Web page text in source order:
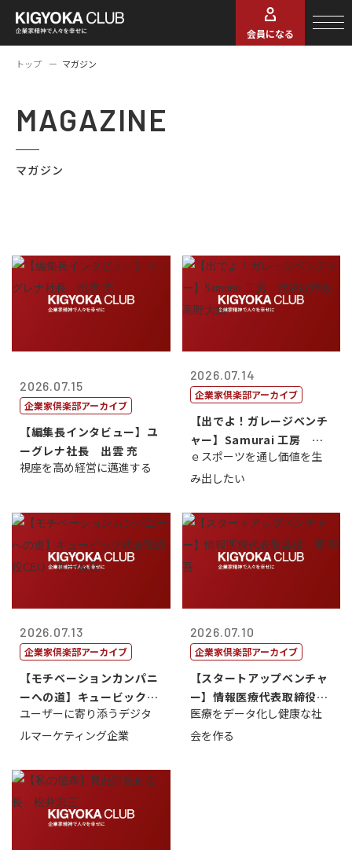
会員になる
トップ マガジン
MAGAZINE
マガジン
2026.07.15
企業家倶楽部アーカイブ
【編集長インタビュー】ユ
ーグレナ社長 出雲 充
視座を高め経営に邁進する
2026.07.14
企業家倶楽部アーカイブ
【出でよ！ガレージベンチ
ャー】Samurai 工房 代
表取締...
ｅスポーツを通し価値を生
み出したい
2026.07.13
企業家倶楽部アーカイブ
【モチベーションカンパニ
ーへの道】キュービック代
表取締役CE...
ユーザーに寄り添うデジタ
ルマーケティング企業
2026.07.10
企業家倶楽部アーカイブ
【スタートアップベンチャ
ー】情報医療代表取締役
原 聖吾
医療をデータ化し健康な社
会を作る